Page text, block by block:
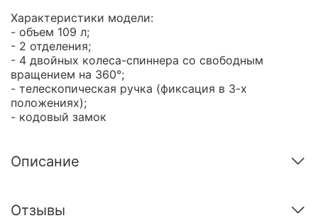
Характеристики модели:
- объем 109 л;
- 2 отделения;
- 4 двойных колеса-спиннера со свободным
вращением на 360°;
- телескопическая ручка (фиксация в 3-х
положениях);
- кодовый замок
Описание
Отзывы